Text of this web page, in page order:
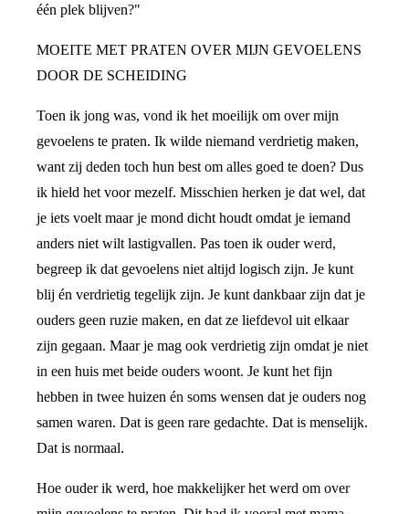
één plek blijven?"
MOEITE MET PRATEN OVER MIJN GEVOELENS
DOOR DE SCHEIDING
Toen ik jong was, vond ik het moeilijk om over mijn
gevoelens te praten. Ik wilde niemand verdrietig maken,
want zij deden toch hun best om alles goed te doen? Dus
ik hield het voor mezelf. Misschien herken je dat wel, dat
je iets voelt maar je mond dicht houdt omdat je iemand
anders niet wilt lastigvallen. Pas toen ik ouder werd,
begreep ik dat gevoelens niet altijd logisch zijn. Je kunt
blij én verdrietig tegelijk zijn. Je kunt dankbaar zijn dat je
ouders geen ruzie maken, en dat ze liefdevol uit elkaar
zijn gegaan. Maar je mag ook verdrietig zijn omdat je niet
in een huis met beide ouders woont. Je kunt het fijn
hebben in twee huizen én soms wensen dat je ouders nog
samen waren. Dat is geen rare gedachte. Dat is menselijk.
Dat is normaal.
Hoe ouder ik werd, hoe makkelijker het werd om over